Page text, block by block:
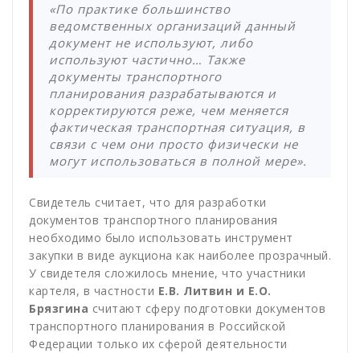
«По практике большинство
ведомственных организаций данный
документ не используют, либо
используют частично… Также
документы транспортного
планирования разрабатываются и
корректируются реже, чем меняется
фактическая транспортная ситуация, в
связи с чем они просто физически не
могут использоваться в полной мере».
Свидетель считает, что для разработки
документов транспортного планирования
необходимо было использовать инструмент
закупки в виде аукциона как наиболее прозрачный.
У свидетеля сложилось мнение, что участники
картеля, в частности Е.В. Литвин и Е.О.
Брязгина считают сферу подготовки документов
транспортного планирования в Российской
Федерации только их сферой деятельности